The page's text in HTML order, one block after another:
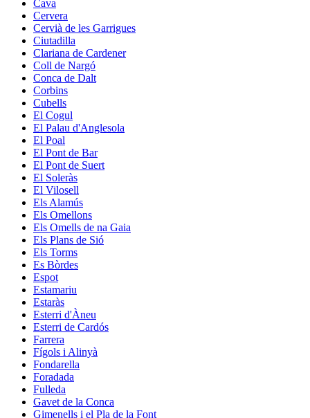
Cava
Cervera
Cervià de les Garrigues
Ciutadilla
Clariana de Cardener
Coll de Nargó
Conca de Dalt
Corbins
Cubells
El Cogul
El Palau d'Anglesola
El Poal
El Pont de Bar
El Pont de Suert
El Soleràs
El Vilosell
Els Alamús
Els Omellons
Els Omells de na Gaia
Els Plans de Sió
Els Torms
Es Bòrdes
Espot
Estamariu
Estaràs
Esterri d'Àneu
Esterri de Cardós
Farrera
Fígols i Alinyà
Fondarella
Foradada
Fulleda
Gavet de la Conca
Gimenells i el Pla de la Font